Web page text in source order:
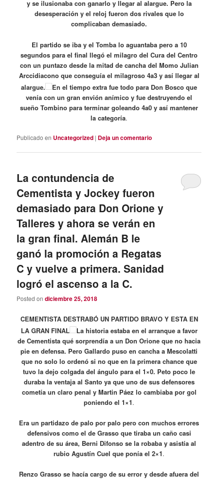
y se ilusionaba con ganarlo y llegar al alargue. Pero la
desesperación y el reloj fueron dos rivales que lo
complicaban demasiado.
El partido se iba y el Tomba lo aguantaba pero a 10
segundos para el final llegó el milagro del Cura del Centro
con un puntazo desde la mitad de cancha del Momo Julian
Arccidiacono que conseguía el milagroso 4a3 y así llegar al
alargue.
En el tiempo extra fue todo para Don Bosco que
venía con un gran envión anímico y fue destruyendo el
sueño Tombino para terminar goleando 4a0 y así mantener
la categoría.
Publicado en Uncategorized | Deja un comentario
La contundencia de
Cementista y Jockey fueron
demasiado para Don Orione y
Talleres y ahora se verán en
la gran final. Alemán B le
ganó la promoción a Regatas
C y vuelve a primera. Sanidad
logró el ascenso a la C.
Posted ondiciembre 25, 2018
CEMENTISTA DESTRABÓ UN PARTIDO BRAVO Y ESTA EN
LA GRAN FINAL
La historia estaba en el arranque a favor
de Cementista qué sorprendía a un Don Orione que no hacia
pie en defensa. Pero Gallardo puso en cancha a Mescolatti
que no solo lo ordenó si no que en la primera chance que
tuvo la dejo colgada del ángulo para el 1×0. Peto poco le
duraba la ventaja al Santo ya que uno de sus defensores
cometía un claro penal y Martin Páez lo cambiaba por gol
poniendo el 1×1.
Era un partidazo de palo por palo pero con muchos errores
defensivos como el de Grasso que tiraba un caño casi
adentro de su área, Berni Difonso se la robaba y asistía al
rubio Agustín Cuel que ponía el 2×1.
Renzo Grasso se hacía cargo de su error y desde afuera del